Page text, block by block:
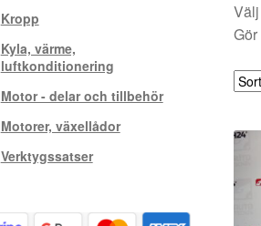
Kropp
Kyla, värme,
luftkonditionering
Motor - delar och tillbehör
Motorer, växellådor
Verktygssatser